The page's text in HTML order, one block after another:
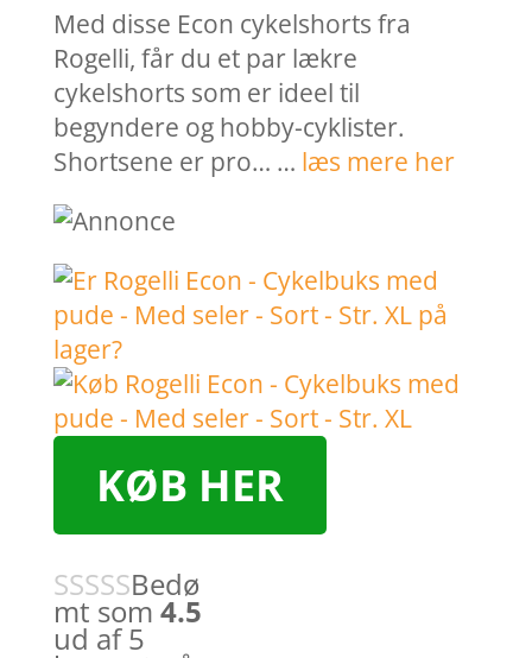
Med disse Econ cykelshorts fra
Rogelli, får du et par lækre
cykelshorts som er ideel til
begyndere og hobby-cyklister.
Shortsene er pro… … læs mere her
KØB HER
Bedø
mt som 4.5
ud af 5